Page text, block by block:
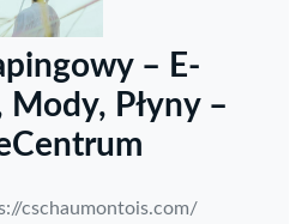
– E-
Mody, Płyny –
cschaumontois.com/